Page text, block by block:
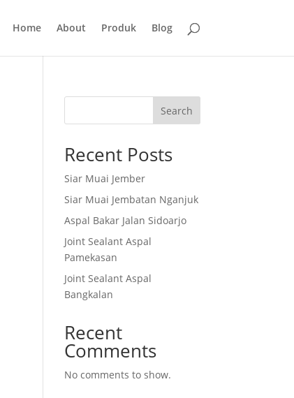
Home About Produk Blog
Search
Recent Posts
Siar Muai Jember
Siar Muai Jembatan Nganjuk
Aspal Bakar Jalan Sidoarjo
Joint Sealant Aspal
Pamekasan
Joint Sealant Aspal
Bangkalan
Recent
Comments
No comments to show.